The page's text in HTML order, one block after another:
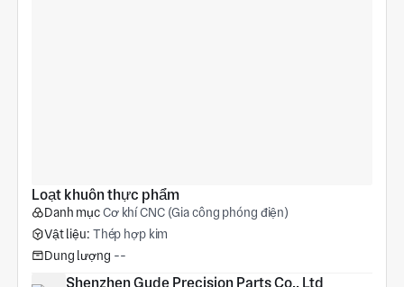
Loạt khuôn thực phẩm
Danh mụcCơ khí CNC (Gia công phóng điện)
Vật liệu: Thép hợp kim
Dung lượng --
Shenzhen Gude Precision Parts Co., Ltd